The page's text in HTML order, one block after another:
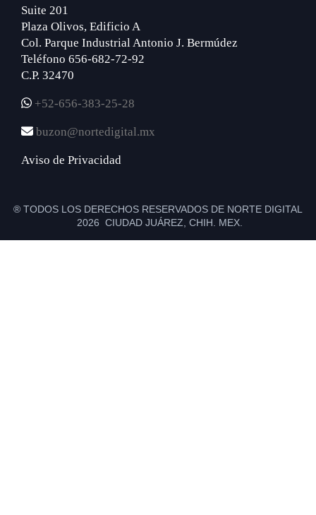
Suite 201
Plaza Olivos, Edificio A
Col. Parque Industrial Antonio J. Bermúdez
Teléfono 656-682-72-92
C.P. 32470
+52-656-383-25-28
buzon@nortedigital.mx
Aviso de Privacidad
® TODOS LOS DERECHOS RESERVADOS DE NORTE DIGITAL
2026 CIUDAD JUÁREZ, CHIH. MEX.